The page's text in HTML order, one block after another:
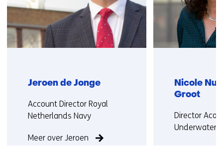
Jeroen de Jonge
Functie:
Account Director Royal
Netherlands Navy
Meer over Jeroen
Nicole
Groot
Functie:
Director
Underwater